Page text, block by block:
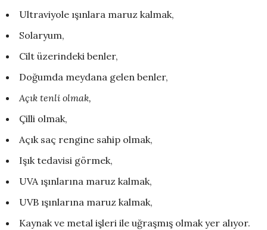
Ultraviyole ışınlara maruz kalmak,
Solaryum,
Cilt üzerindeki benler,
Doğumda meydana gelen benler,
Açık tenli olmak,
Çilli olmak,
Açık saç rengine sahip olmak,
Işık tedavisi görmek,
UVA ışınlarına maruz kalmak,
UVB ışınlarına maruz kalmak,
Kaynak ve metal işleri ile uğraşmış olmak yer alıyor.